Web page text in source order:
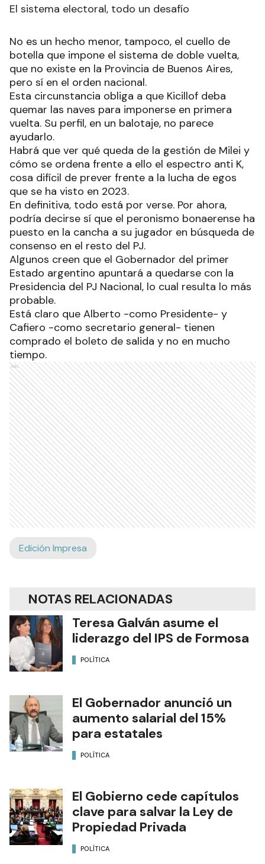
El sistema electoral, todo un desafío
No es un hecho menor, tampoco, el cuello de
botella que impone el sistema de doble vuelta,
que no existe en la Provincia de Buenos Aires,
pero sí en el orden nacional.
Esta circunstancia obliga a que Kicillof deba
quemar las naves para imponerse en primera
vuelta. Su perfil, en un balotaje, no parece
ayudarlo.
Habrá que ver qué queda de la gestión de Milei y
cómo se ordena frente a ello el espectro anti K,
cosa difícil de prever frente a la lucha de egos
que se ha visto en 2023.
En definitiva, todo está por verse. Por ahora,
podría decirse sí que el peronismo bonaerense ha
puesto en la cancha a su jugador en búsqueda de
consenso en el resto del PJ.
Algunos creen que el Gobernador del primer
Estado argentino apuntará a quedarse con la
Presidencia del PJ Nacional, lo cual resulta lo más
probable.
Está claro que Alberto -como Presidente- y
Cafiero -como secretario general- tienen
comprado el boleto de salida y no en mucho
tiempo.
Ads
Edición Impresa
NOTAS RELACIONADAS
Teresa Galván asume el
liderazgo del IPS de Formosa
POLÍTICA
El Gobernador anunció un
aumento salarial del 15%
para estatales
POLÍTICA
El Gobierno cede capítulos
clave para salvar la Ley de
Propiedad Privada
POLÍTICA